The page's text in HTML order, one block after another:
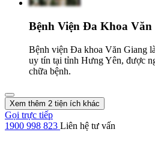
Bệnh Viện Đa Khoa Văn
Bệnh viện Đa khoa Văn Giang
uy tín tại tỉnh Hưng Yên, được
chữa bệnh.
Xem thêm 2 tiện ích khác
Gọi trực tiếp
1900 998 823 Liên hệ tư vấn